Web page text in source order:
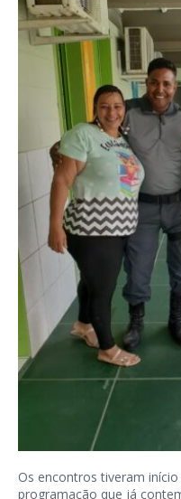
Os encontros tiveram
programação que já